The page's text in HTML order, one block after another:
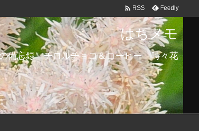
はちメモ
備忘録 チロルチョコ＆コーヒー 時々花
 RSS Feedly